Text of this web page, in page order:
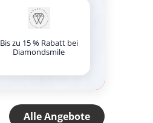
Bis zu 15 % Rabatt bei
Diamondsmile
Alle Angebote